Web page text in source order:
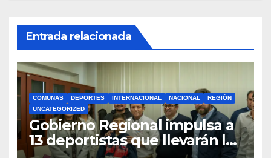
Entrada relacionada
COMUNAS DEPORTES INTERNACIONAL NACIONAL
REGIÓN
UNCATEGORIZED
Gobierno Regional impulsa a
13 deportistas que llevarán la